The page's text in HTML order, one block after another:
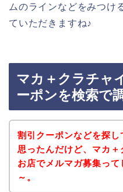
ムのラインなどをみつけ
ていただきますね♪
マカ＋クラチャ
ーポンを検索で
割引クーポンなどを探し
思ったんだけど、マカ
お店でメルマガ募集っ
～。